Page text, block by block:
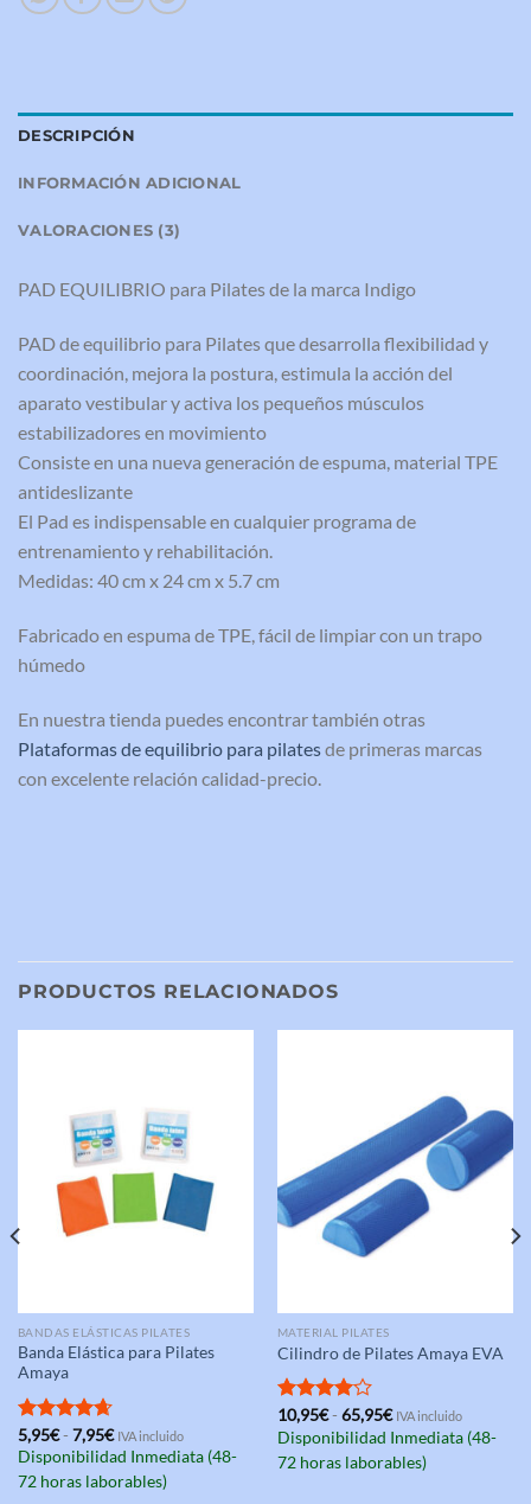
DESCRIPCIÓN
INFORMACIÓN ADICIONAL
VALORACIONES (3)
PAD EQUILIBRIO para Pilates de la marca Indigo
PAD de equilibrio para Pilates que desarrolla flexibilidad y
coordinación, mejora la postura, estimula la acción del
aparato vestibular y activa los pequeños músculos
estabilizadores en movimiento
Consiste en una nueva generación de espuma, material TPE
antideslizante
El Pad es indispensable en cualquier programa de
entrenamiento y rehabilitación.
Medidas: 40 cm x 24 cm x 5.7 cm
Fabricado en espuma de TPE, fácil de limpiar con un trapo
húmedo
En nuestra tienda puedes encontrar también otras
Plataformas de equilibrio para pilatesde primeras marcas
con excelente relación calidad-precio.
PRODUCTOS RELACIONADOS
BANDAS ELÁSTICAS PILATES
Banda Elástica para Pilates
Amaya
Valorado
con4.67
de 5
5,95€ - 7,95€Rango
de
precios:
desde
IVA incluido
Disponibilidad Inmediata (48-
72 horas laborables)
MATERIAL PILATES
Cilindro de Pilates Amaya EVA
Valorado
con4.00
de 5
10,95€ - 65,95€Rango
de
precios:
desde
10,95€
IVA incluido
Disponibilidad Inmediata (48-
72 horas laborables)